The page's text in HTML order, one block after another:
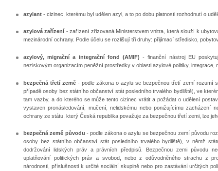
azylant - cizinec, kterému byl udělen azyl, a to po dobu platnosti rozhodnutí o
azylová zařízení - zařízení zřizovaná Ministerstvem vnitra, která slouží k
mezinárodní ochrany. Podle účelu se rozlišují tři druhy: přijímací středisko,
azylový, migrační a integrační fond (AMIF) - finanční nástroj EU
neziskovým organizacím peněžní prostředky v oblasti azylové politiky, integrace,
bezpečná třetí země - podle zákona o azylu se bezpečnou třetí zemí rozumí
případě osoby bez státního občanství stát posledního trvalého bydliště), ve
tam vazby, a do kterého se může tento cizinec vrátit a požádat o udělení
vystaven pronásledování, mučení, nelidskému nebo ponižujícímu zacházení
ochrany ze státu, který Česká republika považuje za bezpečnou třetí zemi, lze
bezpečná země původu - podle zákona o azylu se bezpečnou zemí původu
osoby bez státního občanství stát posledního trvalého bydliště), v němž
dodržování lidských práv a právních předpisů. Bezpečnou zemi původu
uplatňování politických práv a svobod, nebo z odůvodněného strachu z
národnosti, příslušnosti k určité sociální skupině nebo pro zastávání určitých